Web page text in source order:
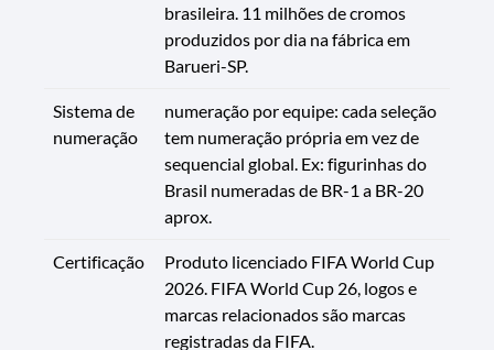
brasileira. 11 milhões de cromos
produzidos por dia na fábrica em
Barueri-SP.
Sistema de
numeração
numeração por equipe: cada seleção
tem numeração própria em vez de
sequencial global. Ex: figurinhas do
Brasil numeradas de BR-1 a BR-20
aprox.
Certificação
Produto licenciado FIFA World Cup
2026. FIFA World Cup 26, logos e
marcas relacionados são marcas
registradas da FIFA.